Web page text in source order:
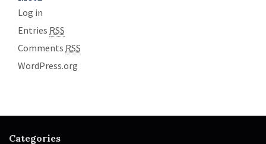
Log in
Entries RSS
Comments RSS
WordPress.org
Categories